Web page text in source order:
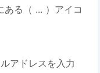
る（ ... ）アイコ
アドレスを入力